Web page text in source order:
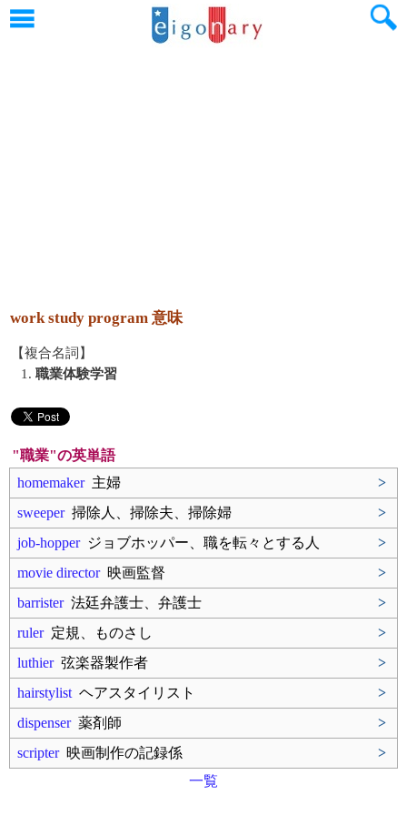
work study program 意味
【複合名詞】
1. 職業体験学習
"職業"の英単語
homemaker主婦
>
sweeper掃除人、掃除夫、掃除婦
>
job-hopperジョブホッパー、職を転々とする人
>
movie director映画監督
>
barrister法廷弁護士、弁護士
>
ruler定規、ものさし
>
luthier弦楽器製作者
>
hairstylist ヘアスタイリスト
>
dispenser薬剤師
>
scripter映画制作の記録係
>
一覧